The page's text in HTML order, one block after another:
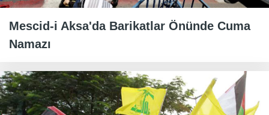
Mescid-i Aksa'da Barikatlar Önünde Cuma
Namazı